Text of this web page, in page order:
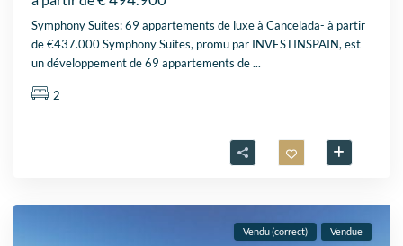
Symphony Suites: 69 appartements de luxe à Cancelada- à partir
de €437.000 Symphony Suites, promu par INVESTINSPAIN, est
un développement de 69 appartements de...
2
Vendu (correct) Vendue